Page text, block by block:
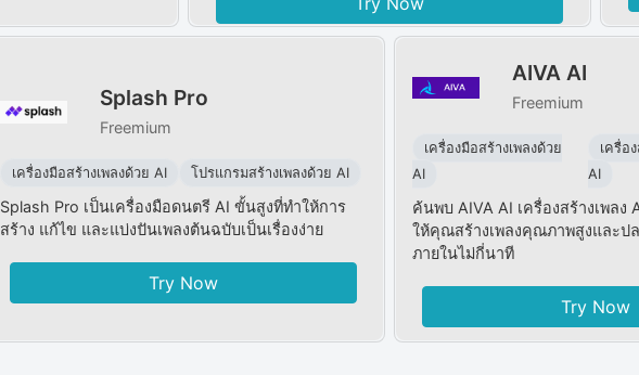
Splash Pro
Freemium
เครื่องมือสร้างเพลงด้วย AI โปรแกรมสร้างเพลงด้วย AI
Splash Pro เป็นเครื่องมือดนตรี AI ขั้นสูงที่ทำให้การ
สร้าง แก้ไข และแบ่งปันเพลงต้นฉบับเป็นเรื่องง่าย
Try Now
AIVA AI
Freemium
เครื่องมือสร้างเพลงด้วย
AI
เครื่อ
AI
ค้นพบ AIVA AI เครื่องสร้างเพลง
ให้คุณสร้างเพลงคุณภาพสูงและป
ภายในไม่กี่นาที
Try Now